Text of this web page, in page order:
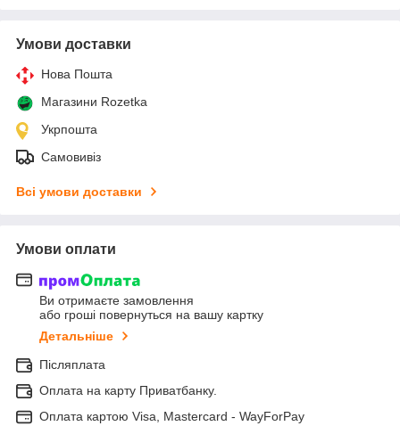
Умови доставки
Нова Пошта
Магазини Rozetka
Укрпошта
Самовивіз
Всі умови доставки
Умови оплати
Ви отримаєте замовлення
або гроші повернуться на вашу картку
Детальніше
Післяплата
Оплата на карту Приватбанку.
Оплата картою Visa, Mastercard - WayForPay